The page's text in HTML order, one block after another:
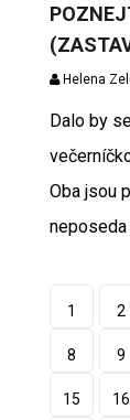
Helena
Dalo by
Oba jsou
neposeda
1 2
8 9
15 16